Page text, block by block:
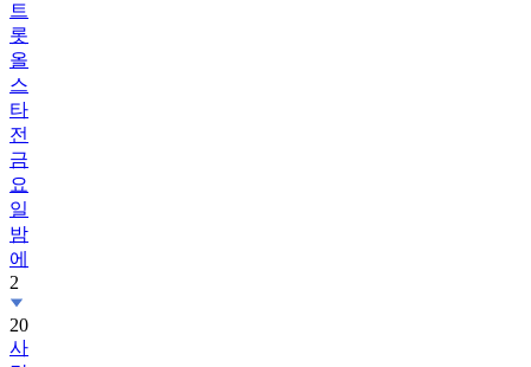
올
스
타
전
금
요
일
밤
에
2
20
사
랑
을